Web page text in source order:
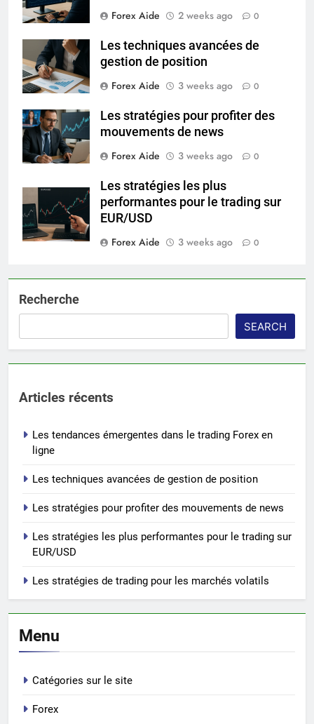
Forex Aide
2 weeks ago 0
Les techniques avancées de
gestion de position
Forex Aide
3 weeks ago 0
Les stratégies pour profiter des
mouvements de news
Forex Aide
3 weeks ago 0
Les stratégies les plus
performantes pour le trading sur
EUR/USD
Forex Aide
3 weeks ago 0
Recherche
SEARCH
Articles récents
Les tendances émergentes dans le trading Forex en
ligne
Les techniques avancées de gestion de position
Les stratégies pour profiter des mouvements de news
Les stratégies les plus performantes pour le trading sur
EUR/USD
Les stratégies de trading pour les marchés volatils
Menu
Catégories sur le site
Forex